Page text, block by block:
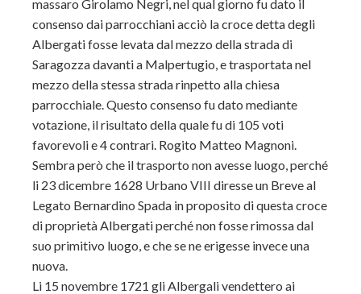
massaro Girolamo Negri, nel qual giorno fu dato il
consenso dai parrocchiani acciò la croce detta degli
Albergati fosse levata dal mezzo della strada di
Saragozza davanti a Malpertugio, e trasportata nel
mezzo della stessa strada rinpetto alla chiesa
parrocchiale. Questo consenso fu dato mediante
votazione, il risultato della quale fu di 105 voti
favorevoli e 4 contrari. Rogito Matteo Magnoni.
Sembra però che il trasporto non avesse luogo, perché
li 23 dicembre 1628 Urbano VIII diresse un Breve al
Legato Bernardino Spada in proposito di questa croce
di proprietà Albergati perché non fosse rimossa dal
suo primitivo luogo, e che se ne erigesse invece una
nuova.
Li 15 novembre 1721 gli Albergali vendettero ai